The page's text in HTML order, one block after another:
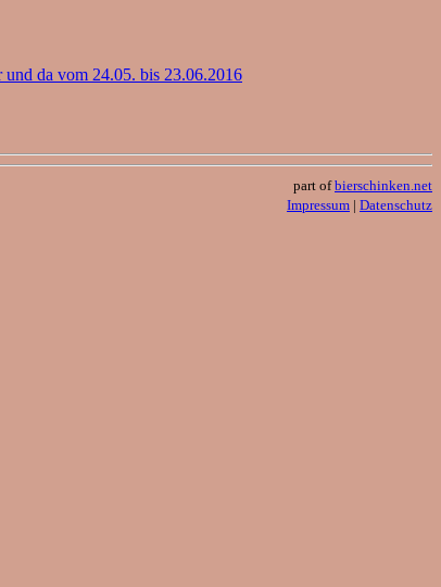
und da vom 24.05. bis 23.06.2016
part ofbierschinken.net
Impressum | Datenschutz